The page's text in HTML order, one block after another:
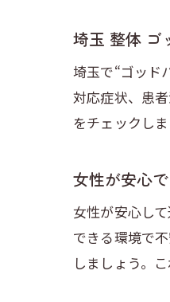
埼玉 整体 ゴ
埼玉で“ゴッド
対応症状、患
をチェックし
女性が安心
女性が安心し
できる環境で
しましょう。